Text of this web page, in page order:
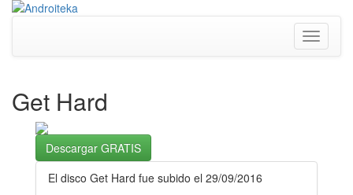
Toggle
Get Hard
Descargar GRATIS
El disco Get Hard fue subido el 29/09/2016